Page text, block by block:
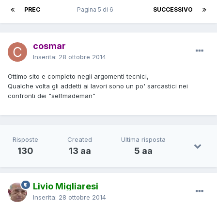
PREC SUCCESSIVO
Pagina 5 di 6
cosmar
Inserita: 28 ottobre 2014
Ottimo sito e completo negli argomenti tecnici,
Qualche volta gli addetti ai lavori sono un po' sarcastici nei
confronti dei "selfmademan"
Risposte
130
Created
13 aa
Ultima risposta
5 aa
Livio Migliaresi
Inserita: 28 ottobre 2014